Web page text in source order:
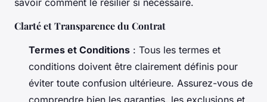
Clarté et Transparence du Contrat
Termes et Conditions : Tous les termes et
conditions doivent être clairement définis pour
éviter toute confusion ultérieure. Assurez-vous de
comprendre bien les garanties, les exclusions et